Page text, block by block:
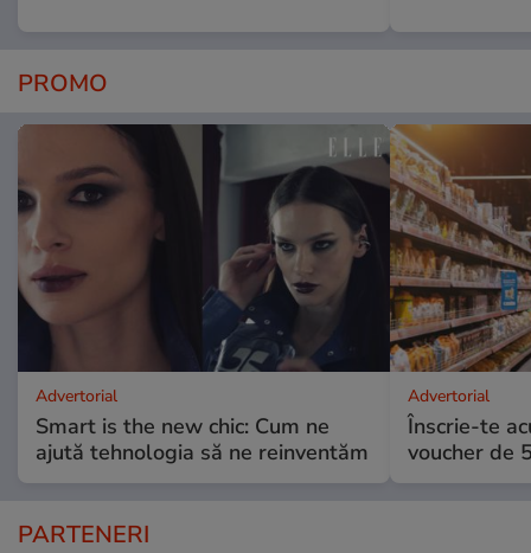
PROMO
Advertorial
Smart is the new chic: Cum ne
ajută tehnologia să ne reinventăm
Advertorial
Înscrie-te
voucher de
PARTENERI